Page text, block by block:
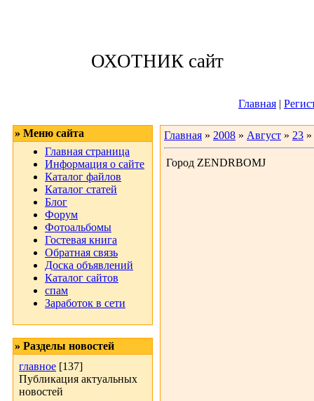
ОХОТНИК сайт
Главная |
» Меню сайта
Главная страница
Информация о сайте
Каталог файлов
Каталог статей
Блог
Форум
Фотоальбомы
Гостевая книга
Обратная связь
Доска объявлений
Каталог сайтов
спам
Заработок в сети
» Разделы новостей
главное [137]
Публикация актуальных
новостей
Главная » 2008 » Август » 23
Город ZENDRBOMJ